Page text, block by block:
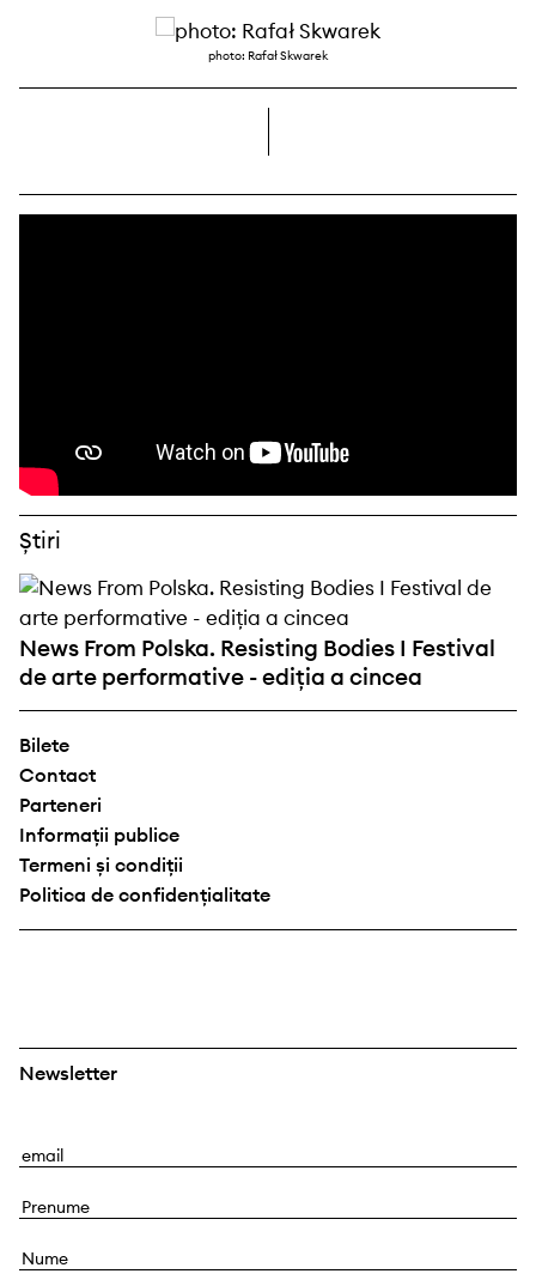
photo: Rafał Skwarek
Știri
News From Polska. Resisting Bodies I Festival
de arte performative - ediția a cincea
Bilete
Contact
Parteneri
Informații publice
Termeni și condiții
Politica de confidențialitate
Newsletter
E
a
l
P
eN